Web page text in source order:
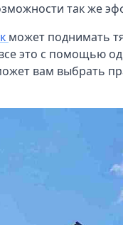
так же
может поднимать
это с помощью
вам выбрать